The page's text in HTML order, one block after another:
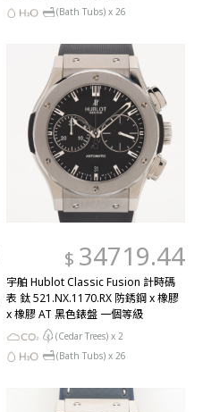
(Bath Tubs) x 26
$ 34719.44
宇舶 Hublot Classic Fusion 計時碼
表 鈦 521.NX.1170.RX 防銹鋼 x 橡膠
x 橡膠 AT 黑色錶盤 一個等級
(Cedar Trees) x 2
(Bath Tubs) x 26